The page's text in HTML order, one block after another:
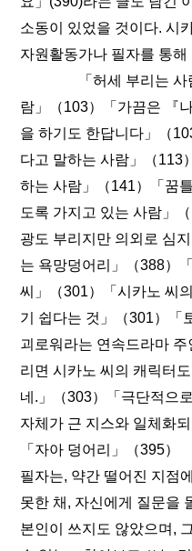
소동이 있었을 것이다. 시
자원활동가나 필자를 통해
「허세 부리는 사람
람」（103）「가끔은 『
을 하기도 한답니다」（
다고 말하는 사람」（113
하는 사람」（141）「꿈
도록 가지고 있는 사람」
광도 부리지만 의외로 심
는 욕망덩어리」（388）
씨」（301）「시카노 씨
기 쉽다는 것」（301）「
괴로워라는 연속드라마
리면 시카노 씨의 캐릭터
네.」（303）「극단적으
자체가 근 지스와 일체화
「자아 덩어리」（395）
필자는, 약간 떨어진 지점
못한 채, 자신에게 질문을
본인이 쓰지도 않았으며,